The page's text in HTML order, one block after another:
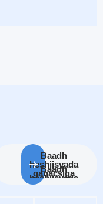
Baadh
heshiisyada
ganacsiga